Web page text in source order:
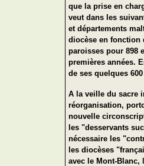
que la prise en
veut dans les
et départements
diocèse en fonction
paroisses pour 898
premières années.
de ses quelques
A la veille du sacre
réorganisation,
nouvelle
les "desservants
nécessaire les
les diocèses
avec le Mont-Blanc,